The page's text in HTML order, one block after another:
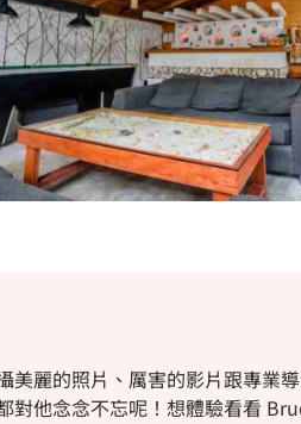
美麗的照片、厲害的影片跟專
他念念不忘呢！想體驗看看